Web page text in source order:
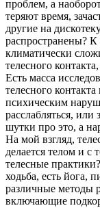
проблем, а
теряют время,
другие на
распространены?
климатически
телесного
Есть масса
телесного
психическим
расслабляться, или
шутки про это, а
На мой взгляд,
делается телом и с
телесные
ходьба, есть йога,
различные методы
включающие